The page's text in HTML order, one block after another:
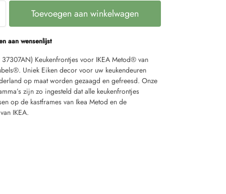
Toevoegen aan winkelwagen
aan wensenlijst
37307AN) Keukenfrontjes voor IKEA Metod® van
Uniek Eiken decor voor uw keukendeuren
op maat worden gezaagd en gefreesd. Onze
zijn zo ingesteld dat alle keukenfrontjes
op de kastframes van Ikea Metod en de
IKEA.